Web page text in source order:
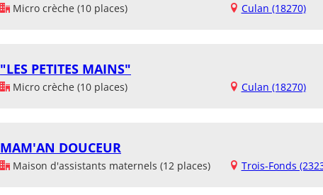
Micro crèche (10 places) Culan (18270)
"LES PETITES MAINS"
Micro crèche (10 places) Culan (18270)
MAM'AN DOUCEUR
Maison d'assistants maternels (12 places) Trois-Fonds